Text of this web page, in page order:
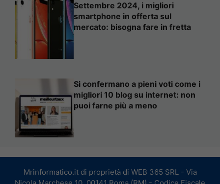
Settembre 2024, i migliori
smartphone in offerta sul
mercato: bisogna fare in fretta
Si confermano a pieni voti come i
migliori 10 blog su internet: non
puoi farne più a meno
Mrinformatico.it di proprietà di WEB 365 SRL - Via